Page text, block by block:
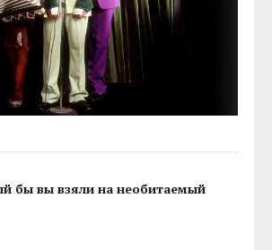
бы вы взяли на необитаемый